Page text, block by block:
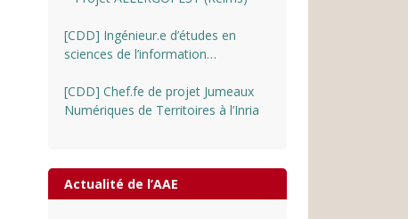
[CDD] Ingénieur.e d’études en
sciences de l’information
[CDD] Chef.fe de projet Jumeaux
Numériques de Territoires à l’Inria
Actualité de l’AAE